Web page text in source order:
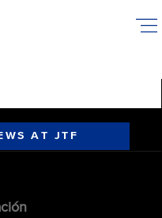
AT JTF